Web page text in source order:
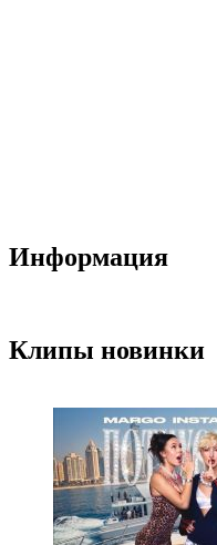
Информация
Клипы новинки